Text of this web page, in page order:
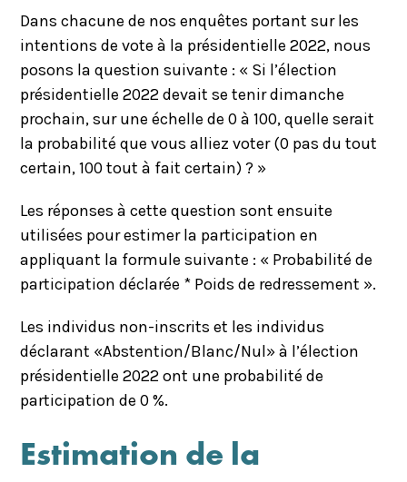
Dans chacune de nos enquêtes portant sur les
intentions de vote à la présidentielle 2022, nous
posons la question suivante : « Si l’élection
présidentielle 2022 devait se tenir dimanche
prochain, sur une échelle de 0 à 100, quelle serait
la probabilité que vous alliez voter (0 pas du tout
certain, 100 tout à fait certain) ? »
Les réponses à cette question sont ensuite
utilisées pour estimer la participation en
appliquant la formule suivante : « Probabilité de
participation déclarée * Poids de redressement ».
Les individus non-inscrits et les individus
déclarant «Abstention/Blanc/Nul» à l’élection
présidentielle 2022 ont une probabilité de
participation de 0 %.
Estimation de la